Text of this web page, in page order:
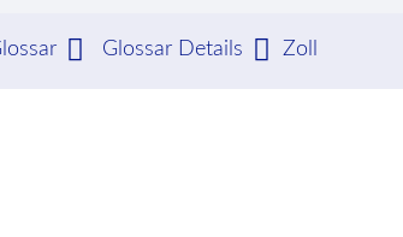
Glossar Details Zoll